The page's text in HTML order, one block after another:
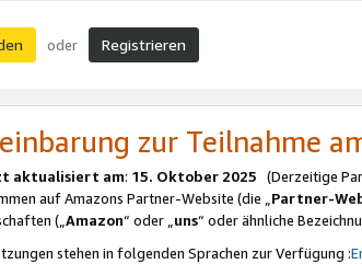
oder Registrieren
zur Teilnahme
aktualisiert am: 15. Oktober 2025 (Derzeitige
auf Amazons Partner-Website (die „Partner-
(„Amazon“ oder „uns“ oder ähnliche
stehen in folgenden Sprachen zur Verfügung :